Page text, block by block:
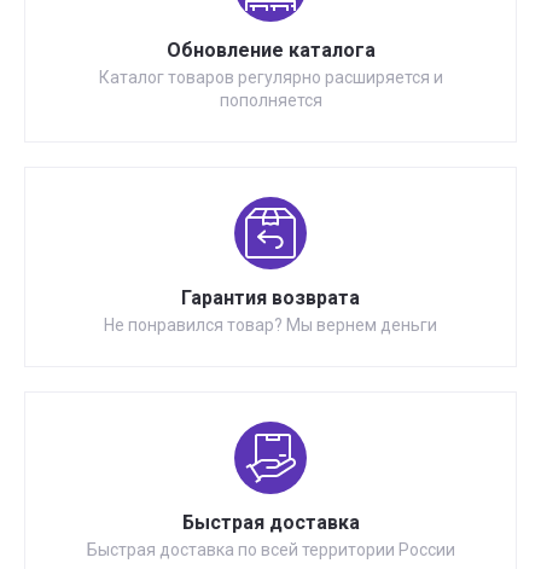
Обновление каталога
Каталог товаров регулярно расширяется и
пополняется
Гарантия возврата
Не понравился товар? Мы вернем деньги
Быстрая доставка
Быстрая доставка по всей территории России